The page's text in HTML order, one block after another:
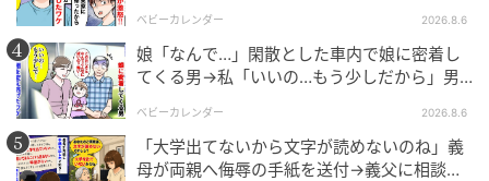
andGIRL
ベビーカレンダー 2026.8.6
娘「なんで…」閑散とした車内で娘に密着し
てくる男→私「いいの…もう少しだから」男
ベビーカレンダー 2026.8.6
「大学出てないから文字が読めないのね」義
母が両親へ侮辱の手紙を送付→義父に相談